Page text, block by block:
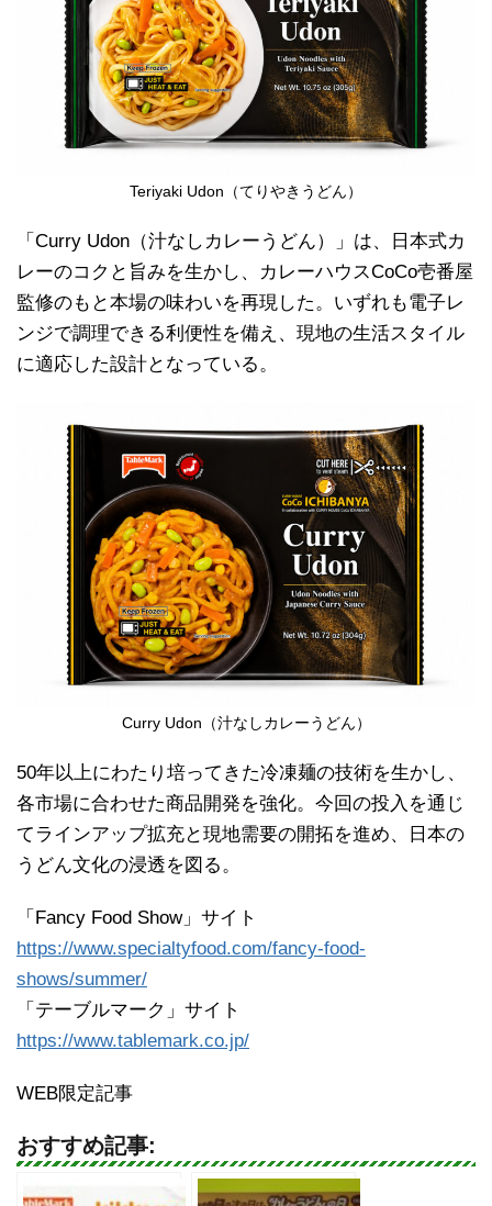
Teriyaki Udon（てりやきうどん）
「Curry Udon（汁なしカレーうどん）」は、日本式カ
レーのコクと旨みを生かし、カレーハウスCoCo壱番屋
監修のもと本場の味わいを再現した。いずれも電子レ
ンジで調理できる利便性を備え、現地の生活スタイル
に適応した設計となっている。
Curry Udon（汁なしカレーうどん）
50年以上にわたり培ってきた冷凍麺の技術を生かし、
各市場に合わせた商品開発を強化。今回の投入を通じ
てラインアップ拡充と現地需要の開拓を進め、日本の
うどん文化の浸透を図る。
「Fancy Food Show」サイト
https://www.specialtyfood.com/fancy-food-
shows/summer/
「テーブルマーク」サイト
https://www.tablemark.co.jp/
WEB限定記事
おすすめ記事: